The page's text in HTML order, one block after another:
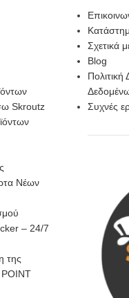
Skroutz
Νέων
– 24/7
της
POINT
Σχετικά
Blog
Συχνές